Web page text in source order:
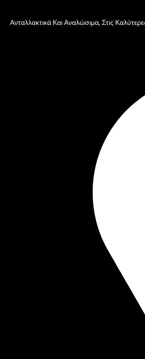
Ανταλλακτικά Και Αναλώσιμα, Στις